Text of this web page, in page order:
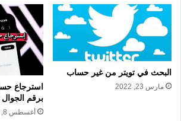
البحث في تويتر من غير حساب
مارس 23, 2022
برقم الجوال 2026
أغسطس 8, 2024